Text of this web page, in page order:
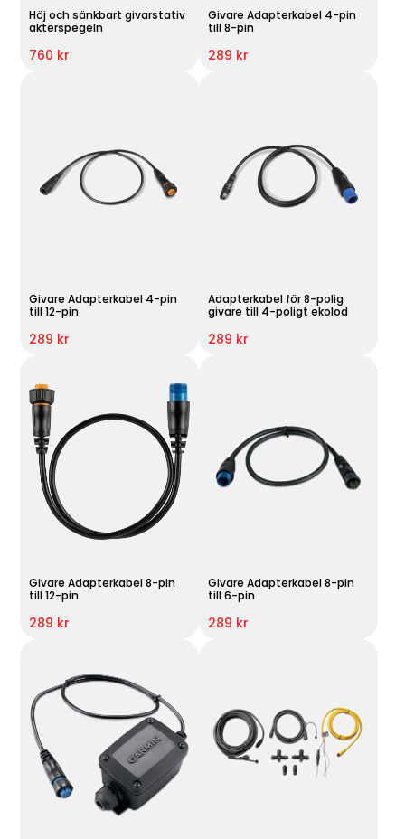
Höj och sänkbart givarstativ
akterspegeln
760 kr
Givare Adapterkabel 4-pin
till 8-pin
289 kr
Givare Adapterkabel 4-pin
till 12-pin
289 kr
Adapterkabel för 8-polig
givare till 4-poligt ekolod
289 kr
Givare Adapterkabel 8-pin
till 12-pin
289 kr
Givare Adapterkabel 8-pin
till 6-pin
289 kr